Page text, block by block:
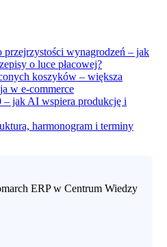
wynagrodzeń – jak
o luce płacowej?
koszyków – większa
w e-commerce
– jak AI wspiera produkcję i
harmonogram i terminy
ERP w Centrum Wiedzy